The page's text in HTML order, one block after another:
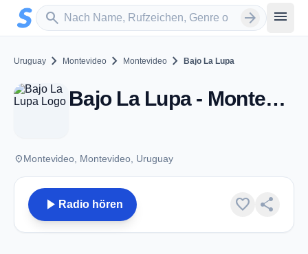
Zum Hauptinhalt springen
search
Sender suchen arrow_forward menu
Uruguay chevron_right Montevideo chevron_right Montevideo chevron_right Bajo La Lupa
Bajo La Lupa - Montevideo
placeMontevideo, Montevideo, Uruguay
play_arrow Radio hören favorite share